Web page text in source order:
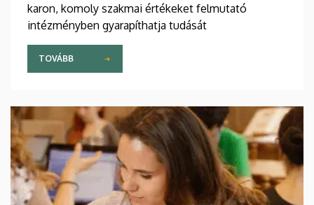
karon, komoly szakmai értékeket felmutató
intézményben gyarapíthatja tudását
TOVÁBB